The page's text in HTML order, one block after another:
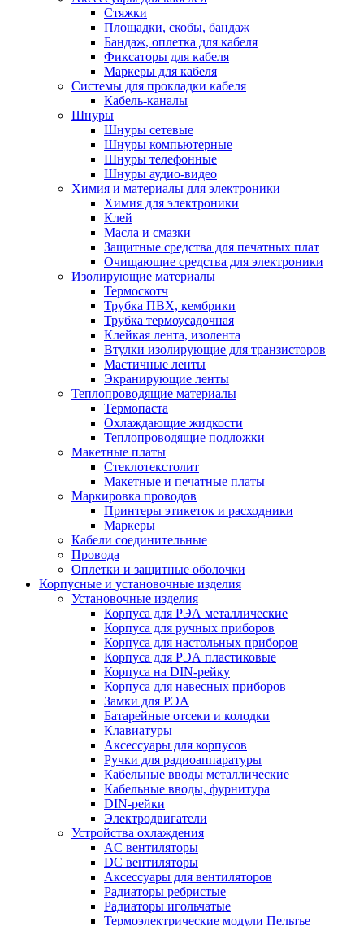
Стяжки
Площадки, скобы, бандаж
Бандаж, оплетка для кабеля
Фиксаторы для кабеля
Маркеры для кабеля
Системы для прокладки кабеля
Кабель-каналы
Шнуры
Шнуры сетевые
Шнуры компьютерные
Шнуры телефонные
Шнуры аудио-видео
Химия и материалы для электроники
Химия для электроники
Клей
Масла и смазки
Защитные средства для печатных плат
Очищающие средства для электроники
Изолирующие материалы
Термоскотч
Трубка ПВХ, кембрики
Трубка термоусадочная
Клейкая лента, изолента
Втулки изолирующие для транзисторов
Мастичные ленты
Экранирующие ленты
Теплопроводящие материалы
Термопаста
Охлаждающие жидкости
Теплопроводящие подложки
Макетные платы
Стеклотекстолит
Макетные и печатные платы
Маркировка проводов
Принтеры этикеток и расходники
Маркеры
Кабели соединительные
Провода
Оплетки и защитные оболочки
Корпусные и установочные изделия
Установочные изделия
Корпуса для РЭА металлические
Корпуса для ручных приборов
Корпуса для настольных приборов
Корпуса для РЭА пластиковые
Корпуса на DIN-рейку
Корпуса для навесных приборов
Замки для РЭА
Батарейные отсеки и колодки
Клавиатуры
Аксессуары для корпусов
Ручки для радиоаппаратуры
Кабельные вводы металлические
Кабельные вводы, фурнитура
DIN-рейки
Электродвигатели
Устройства охлаждения
AC вентиляторы
DC вентиляторы
Аксессуары для вентиляторов
Радиаторы ребристые
Радиаторы игольчатые
Термоэлектрические модули Пельтье